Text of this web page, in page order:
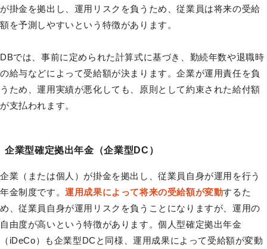
が掛金を拠出し、運用リスクを負うため、従業員は将来の受給
額を予測しやすいという特徴があります。
DBでは、事前に定められた計算式に基づき、勤続年数や退職時
の給与などによって受給額が決まります。企業が運用責任を負
うため、運用実績が悪化しても、原則として約束された給付額
が支払われます。
企業型確定拠出年金（企業型DC）
企業（または個人）が掛金を拠出し、従業員自身が運用を行う
年金制度です。運用成果によって将来の受給額が変動するた
め、従業員自身が運用リスクを負うことになりますが、運用の
自由度が高いという特徴があります。個人型確定拠出年金
（iDeCo）も企業型DCと同様、運用成果によって受給額が変動